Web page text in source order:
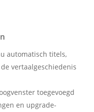
automatisch titels,
vertaalgeschiedenis
toegevoegd
en upgrade-